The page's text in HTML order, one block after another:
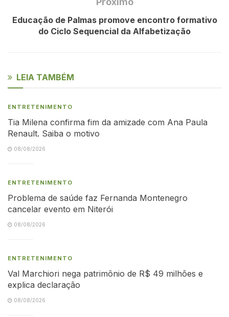
Educação de Palmas promove encontro formativo
do Ciclo Sequencial da Alfabetização
LEIA TAMBÉM
ENTRETENIMENTO
Tia Milena confirma fim da amizade com Ana Paula
Renault. Saiba o motivo
08/08/2026
ENTRETENIMENTO
Problema de saúde faz Fernanda Montenegro
cancelar evento em Niterói
08/08/2026
ENTRETENIMENTO
Val Marchiori nega patrimônio de R$ 49 milhões e
explica declaração
08/08/2026